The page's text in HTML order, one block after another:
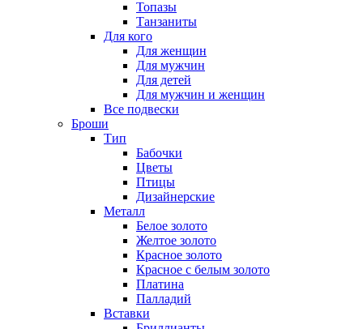
Топазы
Танзаниты
Для кого
Для женщин
Для мужчин
Для детей
Для мужчин и женщин
Все подвески
Броши
Тип
Бабочки
Цветы
Птицы
Дизайнерские
Металл
Белое золото
Желтое золото
Красное золото
Красное с белым золото
Платина
Палладий
Вставки